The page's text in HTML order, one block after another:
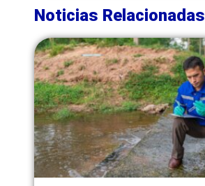
Noticias Relacionadas